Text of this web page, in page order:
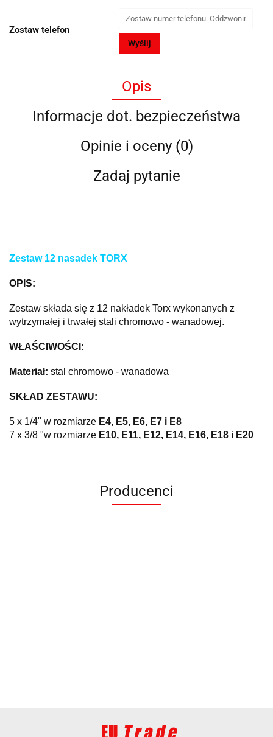
Zostaw telefon
Wyślij
Opis
Informacje dot. bezpieczeństwa
Opinie i oceny (0)
Zadaj pytanie
Zestaw 12 nasadek TORX
OPIS:
Zestaw składa się z 12 nakładek Torx wykonanych z
wytrzymałej i trwałej stali chromowo - wanadowej.
WŁAŚCIWOŚCI:
Materiał: stal chromowo - wanadowa
SKŁAD ZESTAWU:
5 x 1/4" w rozmiarze E4, E5, E6, E7 i E8
7 x 3/8 "w rozmiarze E10, E11, E12, E14, E16, E18 i E20
Producenci